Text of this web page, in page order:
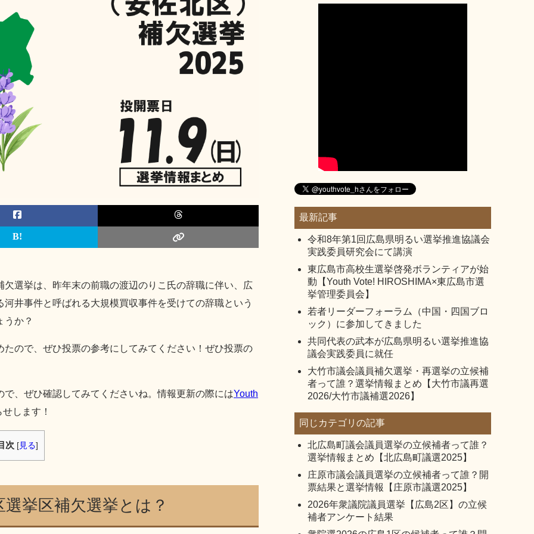
選挙は、昨年末の前職の渡辺のりこ氏の辞職に伴い、広
井事件と呼ばれる大規模買収事件を受けての辞職という
うか？
ので、ぜひ投票の参考にしてみてください！ぜひ投票の
、ぜひ確認してみてくださいね。情報更新の際にはYouth
します！
次 [ 見る]
挙区補欠選挙とは？
最新記事
令和8年第1回広島県明るい選挙推進協議会
実践委員研究会にて講演
東広島市高校生選挙啓発ボランティアが始
動【Youth Vote! HIROSHIMA×東広島市選
挙管理委員会】
若者リーダーフォーラム（中国・四国ブロ
ック）に参加してきました
共同代表の武本が広島県明るい選挙推進協
議会実践委員に就任
大竹市議会議員補欠選挙・再選挙の立候補
者って誰？選挙情報まとめ【大竹市議再選
2026/大竹市議補選2026】
同じカテゴリの記事
北広島町議会議員選挙の立候補者って誰？
選挙情報まとめ【北広島町議選2025】
庄原市議会議員選挙の立候補者って誰？開
票結果と選挙情報【庄原市議選2025】
2026年衆議院議員選挙【広島2区】の立候
補者アンケート結果